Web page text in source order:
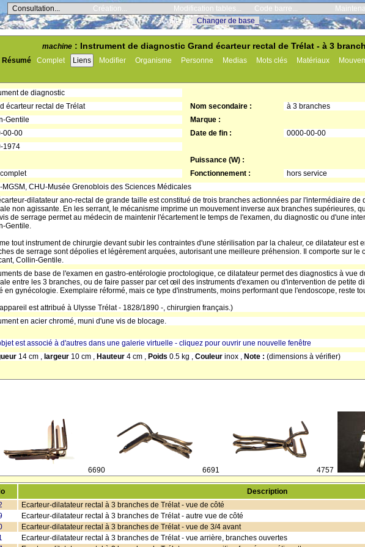
Consultation... Création... Modification tables... Code barre...
Visiteur - _Changer de base_
machine : Instrument de diagnostic Grand écarteur rectal de Trélat - à 3
Résumé Complet Liens Modifier Organisme Personne Medias Mots clés Matériaux
de diagnostic
écarteur rectal de Trélat Nom secondaire :
à 3 branches
Gentile
Marque :
00-00 Date de fin :
0000-00-00
1974
Puissance (W) :
Fonctionnement :
hors service
MGSM, CHU-Musée Grenoblois des Sciences Médicales
dilatateur ano-rectal de grande taille est constitué de trois branches actionnées par l'intermédiaire de
non agissante. En les serrant, le mécanisme imprime un mouvement inverse aux branches supérieures,
de serrage permet au médecin de maintenir l'écartement le temps de l'examen, du diagnostic ou d'une
Gentile.
tout instrument de chirurgie devant subir les contraintes d'une stérilisation par la chaleur, ce dilatateur est
de serrage sont dépolies et légèrement arquées, autorisant une meilleure préhension. Il comporte sur le
Collin-Gentile.
de base de l'examen en gastro-entérologie proctologique, ce dilatateur permet des diagnostics à vue
entre les 3 branches, ou de faire passer par cet œil des instruments d'examen ou d'intervention de petite
en gynécologie. Exemplaire réformé, mais ce type d'instruments, moins performant que l'endoscope, reste
est attribué à Ulysse Trélat - 1828/1890 -, chirurgien français.)
en acier chromé, muni d'une vis de blocage.
est associé à d'autres dans une galerie virtuelle - cliquez pour ouvrir une nouvelle fenêtre
14 cm , largeur 10 cm , Hauteur 4 cm , Poids 0.5 kg , Couleur inox , Note : (dimensions à vérifier)
6690 6691 4757
Description
Ecarteur-dilatateur rectal à 3 branches de Trélat - vue de côté
Ecarteur-dilatateur rectal à 3 branches de Trélat - autre vue de côté
Ecarteur-dilatateur rectal à 3 branches de Trélat - vue de 3/4 avant
Ecarteur-dilatateur rectal à 3 branches de Trélat - vue arrière, branches ouvertes